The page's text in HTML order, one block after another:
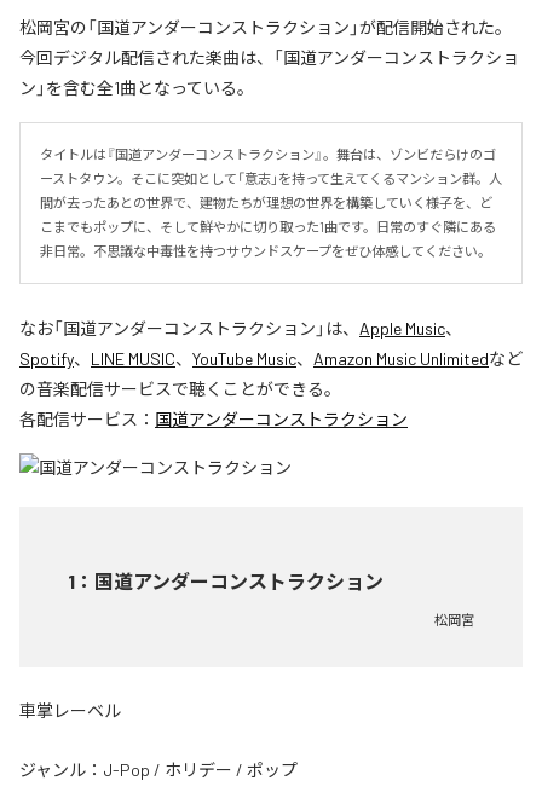
松岡宮の「国道アンダーコンストラクション」が配信開始された。
今回デジタル配信された楽曲は、「国道アンダーコンストラクショ
ン」を含む全1曲となっている。
タイトルは『国道アンダーコンストラクション』。舞台は、ゾンビだらけのゴ
ーストタウン。そこに突如として「意志」を持って生えてくるマンション群。人
間が去ったあとの世界で、建物たちが理想の世界を構築していく様子を、ど
こまでもポップに、そして鮮やかに切り取った1曲です。日常のすぐ隣にある
非日常。不思議な中毒性を持つサウンドスケープをぜひ体感してください。
なお「国道アンダーコンストラクション 」は、 Apple Music、
Spotify、 LINE MUSIC、 YouTube Music、 Amazon Music Unlimitedなど
の音楽配信サービスで聴くことができる。
各配信サービス： 国道アンダーコンストラクション
1 ： 国道アンダーコンストラクション
松岡宮
車掌レーベル
ジャンル： J-Pop / ホリデー / ポップ